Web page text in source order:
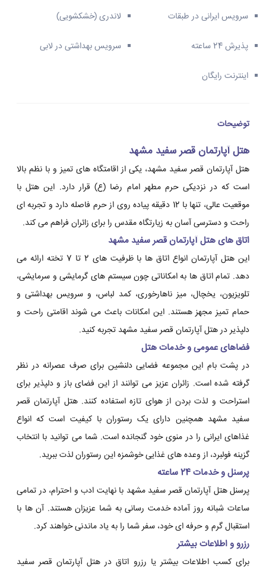
سرویس ایرانی در طبقات لاندری (خشکشویی)
پذیرش 24 ساعته سرویس بهداشتی در لابی
اینترنت رایگان
توضیحات
هتل آپارتمان قصر سفید مشهد
هتل آپارتمان قصر سفید مشهد، یکی از اقامتگاه های تمیز و با نظم بالا
است که در نزدیکی حرم مطهر امام رضا (ع) قرار دارد. این هتل با
موقعیت عالی، تنها با 12 دقیقه پیاده روی از حرم فاصله دارد و تجربه ای
راحت و دسترسی آسان به زیارتگاه مقدس را برای زائران فراهم می کند.
اتاق های هتل آپارتمان قصر سفید مشهد
این هتل آپارتمان انواع اتاق ها با ظرفیت های 2 تا 7 تخته ارائه می
دهد. تمام اتاق ها به امکاناتی چون سیستم های گرمایشی و سرمایشی،
تلویزیون، یخچال، میز ناهارخوری، کمد لباس، و سرویس بهداشتی و
حمام تمیز مجهز هستند. این امکانات باعث می شوند اقامتی راحت و
دلپذیر در هتل آپارتمان قصر سفید مشهد تجربه کنید.
فضاهای عمومی و خدمات هتل
در پشت بام این مجموعه فضایی دلنشین برای صرف عصرانه در نظر
گرفته شده است. زائران عزیز می توانند از این فضای باز و دلپذیر برای
استراحت و لذت بردن از هوای تازه استفاده کنند. هتل آپارتمان قصر
سفید مشهد همچنین دارای یک رستوران با کیفیت است که انواع
غذاهای ایرانی را در منوی خود گنجانده است. شما می توانید با انتخاب
گزینه فولبرد، از وعده های غذایی خوشمزه این رستوران لذت ببرید.
پرسنل و خدمات 24 ساعته
پرسنل هتل آپارتمان قصر سفید مشهد با نهایت ادب و احترام، در تمامی
ساعات شبانه روز آماده خدمت رسانی به شما عزیزان هستند. آن ها با
استقبال گرم و حرفه ای خود، سفر شما را به یاد ماندنی خواهند کرد.
رزرو و اطلاعات بیشتر
برای کسب اطلاعات بیشتر یا رزرو اتاق در هتل آپارتمان قصر سفید